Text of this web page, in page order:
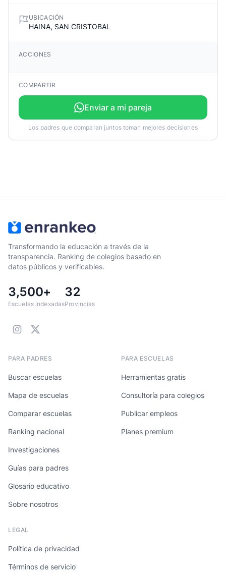
UBICACIÓN
HAINA, SAN CRISTOBAL
ACCIONES
COMPARTIR
Enviar a mi pareja
Los padres que comparan juntos toman mejores decisiones
Transformando la educación a través de la
transparencia. Ranking de colegios basado en
datos públicos y verificables.
3,500+
Escuelas indexadas
32
Provincias
PARA PADRES
Buscar escuelas
Mapa de escuelas
Comparar escuelas
Ranking nacional
Investigaciones
Guías para padres
Glosario educativo
Sobre nosotros
PARA ESCUELAS
Herramientas gratis
Consultoría para colegios
Publicar empleos
Planes premium
LEGAL
Política de privacidad
Términos de servicio